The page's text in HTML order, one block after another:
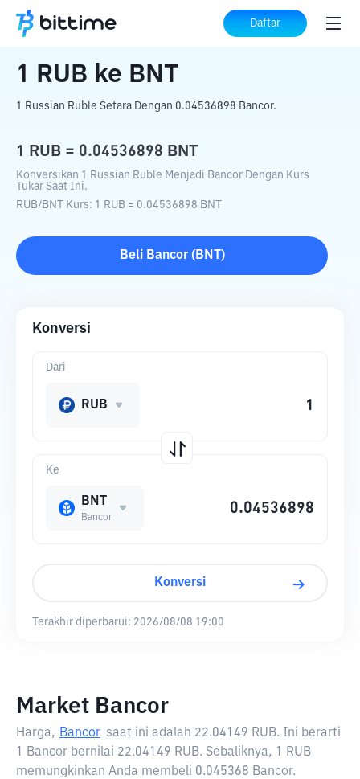
Daftar
Beranda Konverter Kripto ke BNT
1 RUB ke BNT
1 Russian Ruble Setara Dengan 0.04536898 Bancor.
1 RUB = 0.04536898 BNT
Konversikan 1 Russian Ruble Menjadi Bancor Dengan Kurs
Tukar Saat Ini.
RUB/BNT Kurs: 1 RUB = 0.04536898 BNT
Beli Bancor( BNT )
Konversi
Ke
BNT
Bancor
Dari
RUB
Konversi
Terakhir diperbarui: 2026/08/08 19:00
Market Bancor
Harga, Bancor saat ini adalah 22.04149 RUB. Ini berarti
1 Bancor bernilai 22.04149 RUB. Sebaliknya, 1 RUB
memungkinkan Anda membeli 0.045368 Bancor.